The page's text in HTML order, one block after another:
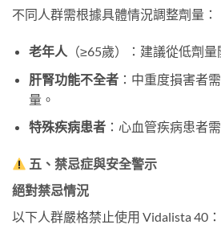
不同人群需根據具體情況調整劑量：
老年人 （≥65歲）：建議從低劑
肝腎功能不全者：中重度損害者
量。
特殊疾病患者：心血管疾病患者
五、禁忌症與安全警示
絕對禁忌情況
以下人群嚴格禁止使用 Vidalista 40：